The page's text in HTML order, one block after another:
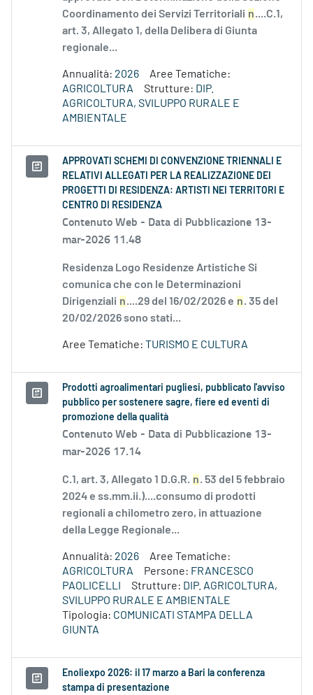
Coordinamento dei Servizi Territoriali n....C.1,
art. 3, Allegato 1, della Delibera di Giunta
regionale...
Annualità: 2026
Aree Tematiche:
AGRICOLTURA
Strutture: DIP.
AGRICOLTURA, SVILUPPO RURALE E
AMBIENTALE
APPROVATI SCHEMI DI CONVENZIONE TRIENNALI E
RELATIVI ALLEGATI PER LA REALIZZAZIONE DEI
PROGETTI DI RESIDENZA: ARTISTI NEI TERRITORI E
CENTRO DI RESIDENZA
Contenuto Web - Data di Pubblicazione 13-
mar-2026 11.48
Residenza Logo Residenze Artistiche Si
comunica che con le Determinazioni
Dirigenziali n....29 del 16/02/2026 e n. 35 del
20/02/2026 sono stati...
Aree Tematiche: TURISMO E CULTURA
Prodotti agroalimentari pugliesi, pubblicato l'avviso
pubblico per sostenere sagre, fiere ed eventi di
promozione della qualità
Contenuto Web - Data di Pubblicazione 13-
mar-2026 17.14
C.1, art. 3, Allegato 1 D.G.R. n. 53 del 5 febbraio
2024 e ss.mm.ii.)....consumo di prodotti
regionali a chilometro zero, in attuazione
della Legge Regionale...
Annualità: 2026
Aree Tematiche:
AGRICOLTURA
Persone: FRANCESCO
PAOLICELLI
Strutture: DIP. AGRICOLTURA,
SVILUPPO RURALE E AMBIENTALE
Tipologia: COMUNICATI STAMPA DELLA
GIUNTA
Enoliexpo 2026: il 17 marzo a Bari la conferenza
stampa di presentazione